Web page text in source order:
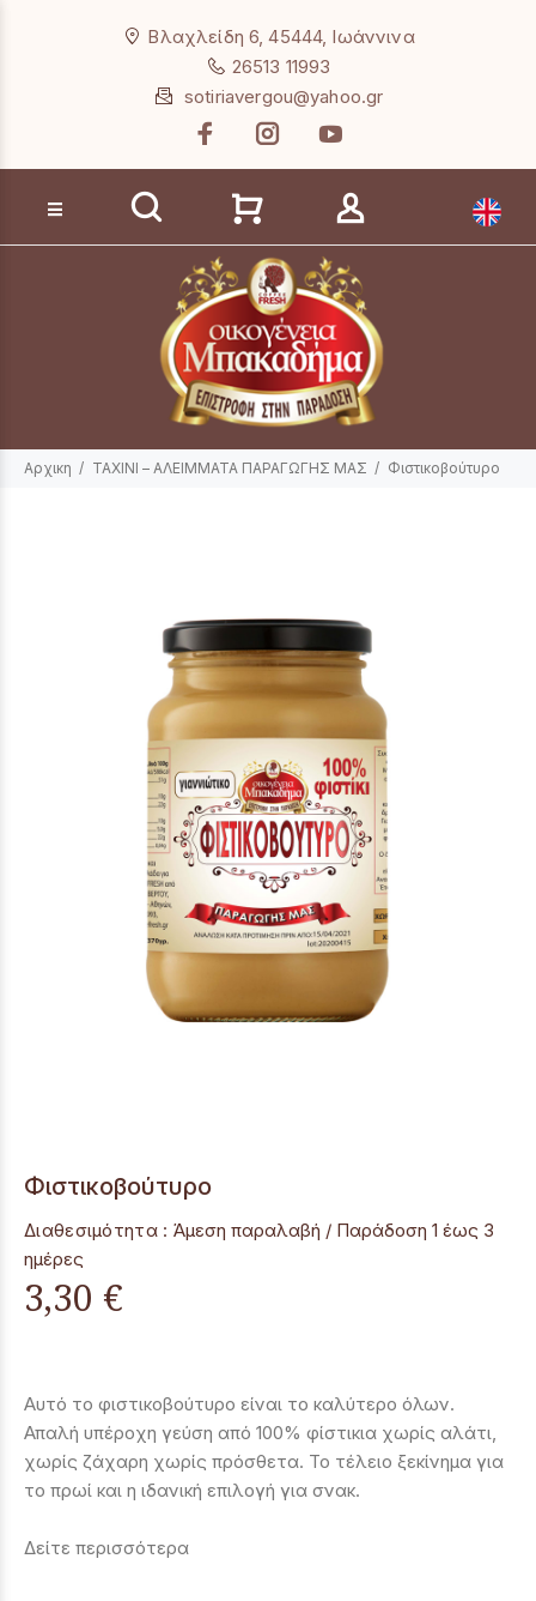
Βλαχλείδη 6, 45444, Ιωάννινα
26513 11993
sotiriavergou@yahoo.gr
Αναζήτηση προϊόντων
Αρχικη ΤΑΧΙΝΙ – ΑΛΕΙΜΜΑΤΑ ΠΑΡΑΓΩΓΗΣ ΜΑΣ Φιστικοβούτυρο
Φιστικοβούτυρο
Διαθεσιμότητα : Άμεση παραλαβή / Παράδoση 1 έως 3
ημέρες
3,30 €
Αυτό το φιστικοβούτυρο είναι το καλύτερο όλων.
Απαλή υπέροχη γεύση από 100% φίστικια χωρίς αλάτι,
χωρίς ζάχαρη χωρίς πρόσθετα. Το τέλειο ξεκίνημα για
το πρωί και η ιδανική επιλογή για σνακ.
Δείτε περισσότερα